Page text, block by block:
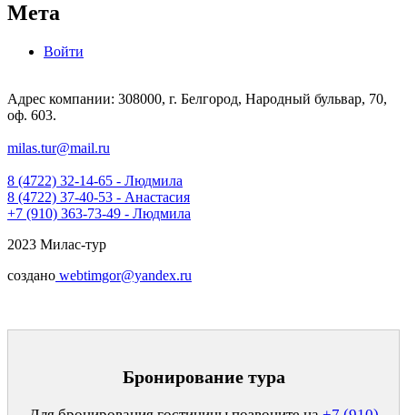
Мета
Войти
Адрес компании: 308000, г. Белгород, Народный бульвар, 70,
оф. 603.
milas.tur@mail.ru
8 (4722) 32-14-65 - Людмила
8 (4722) 37-40-53 - Анастасия
+7 (910) 363-73-49 - Людмила
2023 Милас-тур
создано webtimgor@yandex.ru
Бронирование тура